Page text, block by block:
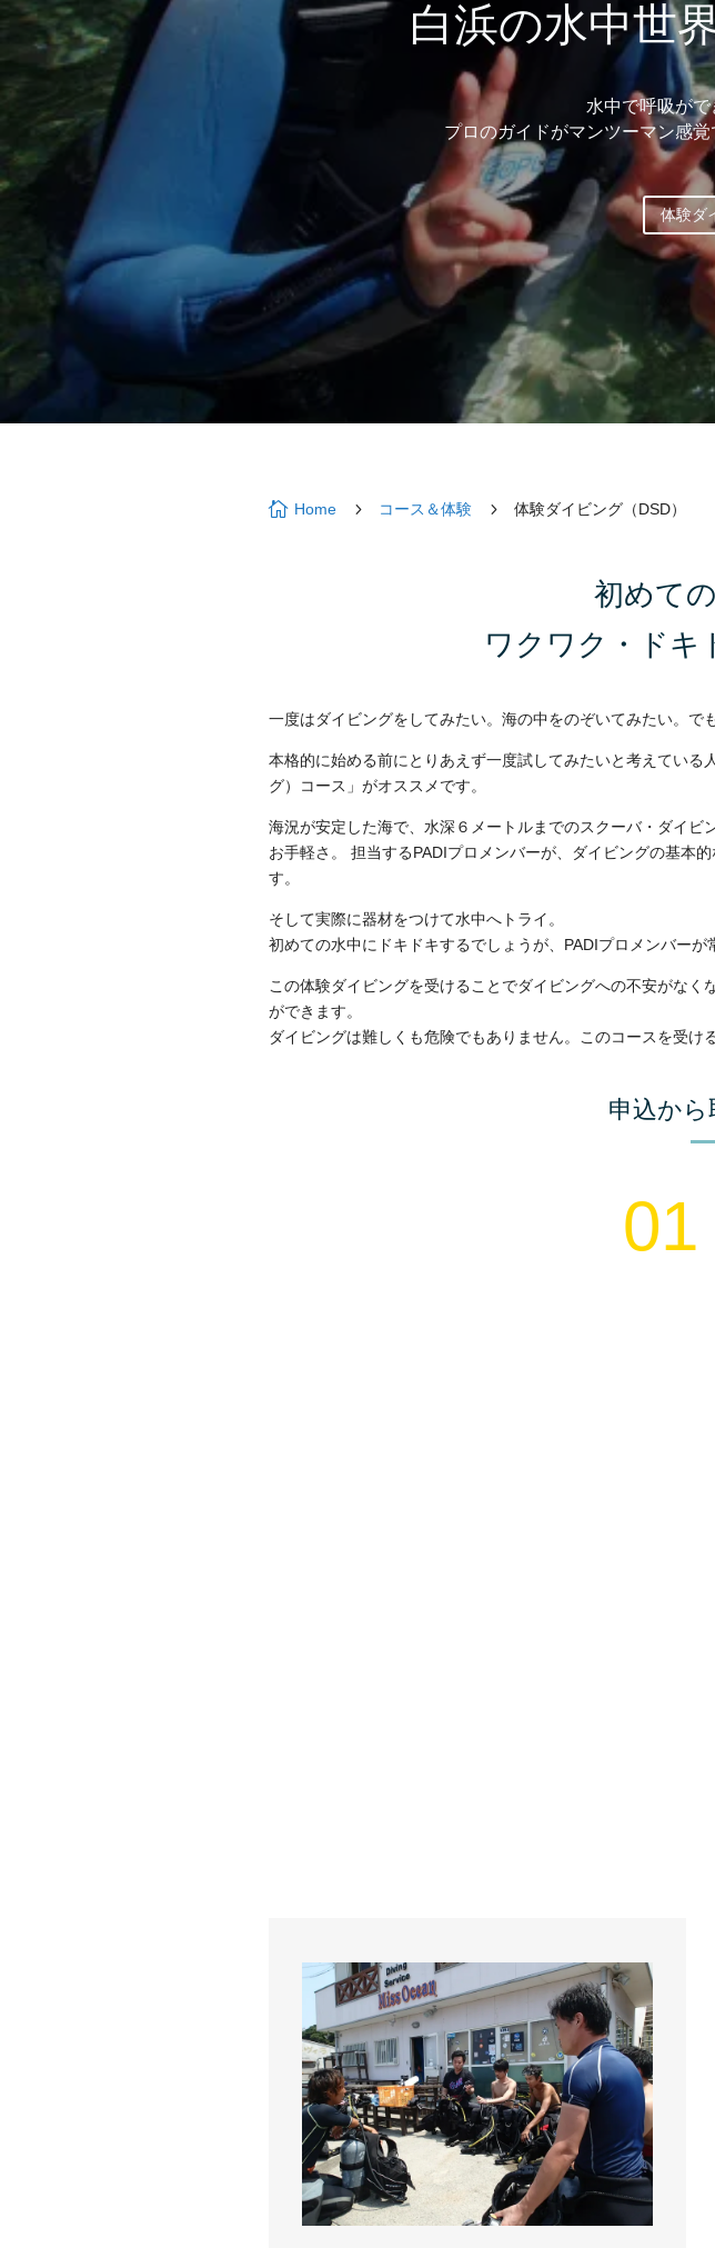
白浜の水中世
水中で呼吸がで
プロのガイドがマンツーマン感
体験ダ
 Home 5 コース＆体験 5 体験ダイビング（DSD）
初めて
ワクワク・ドキ
一度はダイビングをしてみたい。海の中をのぞいてみたい。で
本格的に始める前にとりあえず一度試してみたいと考えてい
グ）コース」がオススメです。
海況が安定した海で、水深６メートルまでのスクーバ・ダイ
お手軽さ。 担当するPADIプロメンバーが、ダイビングの基本
す。
そして実際に器材をつけて水中へトライ。
初めての水中にドキドキするでしょうが、PADIプロメンバーが
この体験ダイビングを受けることでダイビングへの不安がな
ができます。
ダイビングは難しくも危険でもありません。このコースを受け
申込か
01